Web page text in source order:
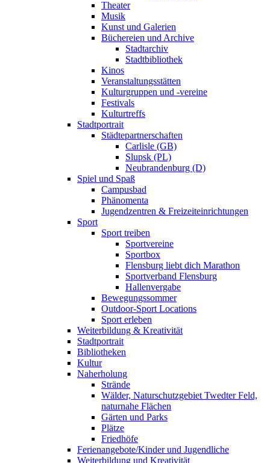
Theater
Musik
Kunst und Galerien
Büchereien und Archive
Stadtarchiv
Stadtbibliothek
Kinos
Veranstaltungsstätten
Kulturgruppen und -vereine
Festivals
Kulturtreffs
Stadtportrait
Städtepartnerschaften
Carlisle (GB)
Slupsk (PL)
Neubrandenburg (D)
Spiel und Spaß
Campusbad
Phänomenta
Jugendzentren & Freizeiteinrichtungen
Sport
Sport treiben
Sportvereine
Sportbox
Flensburg liebt dich Marathon
Sportverband Flensburg
Hallenvergabe
Bewegungssommer
Outdoor-Sport Locations
Sport erleben
Weiterbildung & Kreativität
Stadtportrait
Bibliotheken
Kultur
Naherholung
Strände
Wälder, Naturschutzgebiet Twedter Feld,
naturnahe Flächen
Gärten und Parks
Plätze
Friedhöfe
Ferienangebote/Kinder und Jugendliche
Weiterbildung und Kreativität